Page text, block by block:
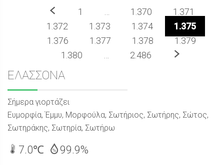
Προηγούμενο
1 1.370
1.371
1.372
1.373 1.374
1.375
1.376
1.377 1.378
1.379
1.380
2.486 Επόμενο
Sidebar
ΕΛΑΣΣΟΝΑ
Σήμερα γιορτάζει
Ευμορφία, Έμμυ, Μορφούλα, Σωτήριος, Σωτήρης, Σώτος,
Σωτηράκης, Σωτηρία, Σωτήρω
7.0℃ 99.9%